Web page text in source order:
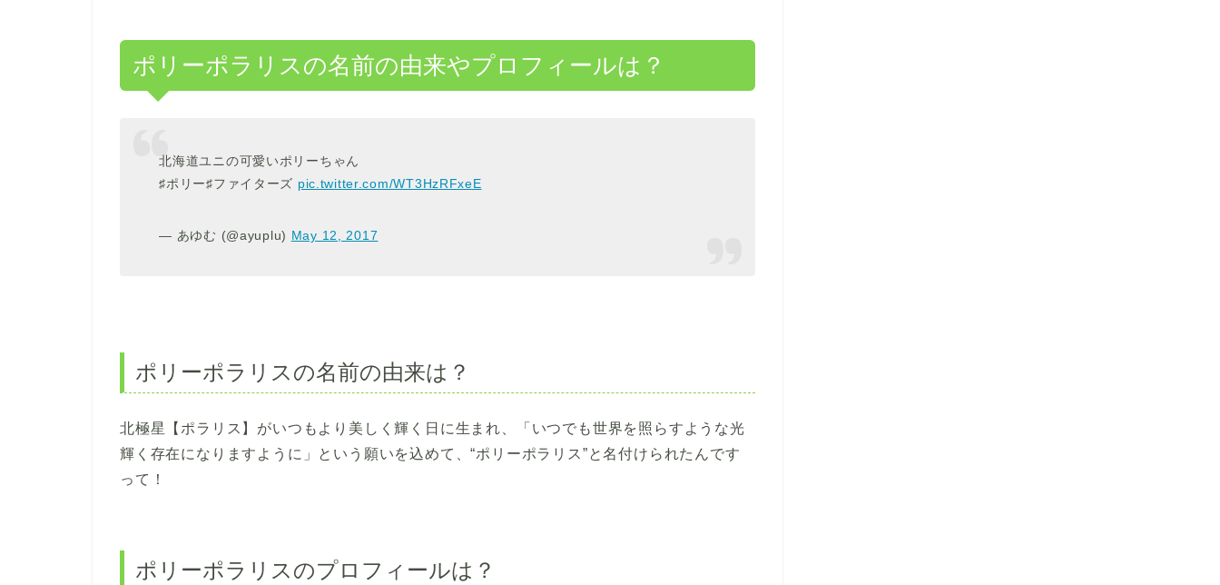
ポリーポラリスの名前の由来やプロフィールは？
北海道ユニの可愛いポリーちゃん
♯ポリー♯ファイターズ pic.twitter.com/WT3HzRFxeE
— あゆむ (@ayuplu) May 12, 2017
ポリーポラリスの名前の由来は？
北極星【ポラリス】がいつもより美しく輝く日に生まれ、「いつでも世界を照らすような光
輝く存在になりますように」という願いを込めて、“ポリーポラリス”と名付けられたんです
って！
ポリーポラリスのプロフィールは？